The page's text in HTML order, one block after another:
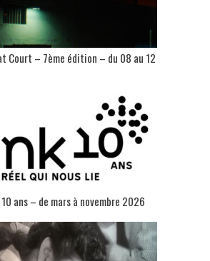
Court – 7ème édition – du 08 au 12
ans – de mars à novembre 2026